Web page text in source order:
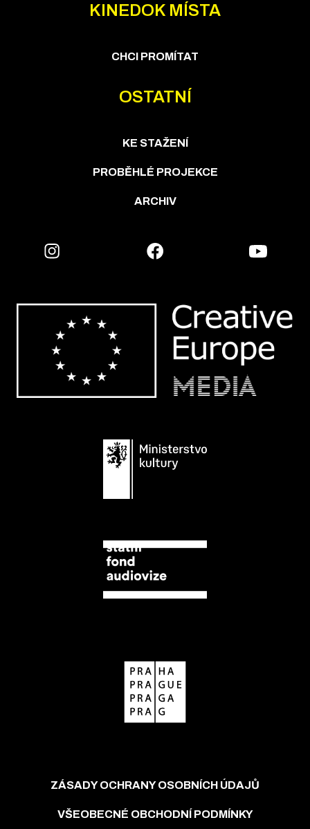
KINEDOK MÍSTA
CHCI PROMÍTAT
OSTATNÍ
KE STAŽENÍ
PROBĚHLÉ PROJEKCE
ARCHIV
ZÁSADY OCHRANY OSOBNÍCH ÚDAJŮ
VŠEOBECNÉ OBCHODNÍ PODMÍNKY